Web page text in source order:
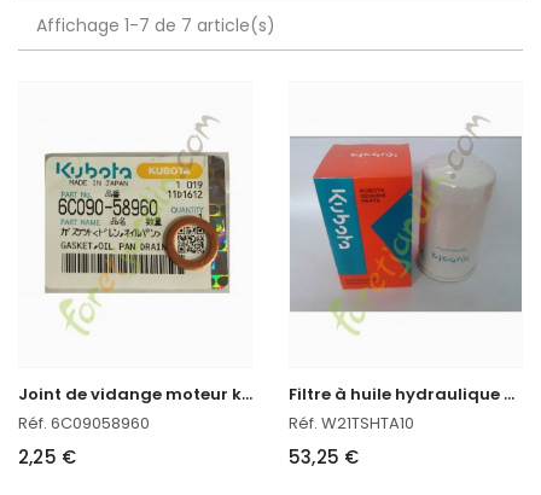
Affichage 1-7 de 7 article(s)
J
oint de vidange moteur kubota
Réf. 6C09058960
2,25 €
F
iltre à huile hydraulique pour tracteur kubota
Réf. W21TSHTA10
53,25 €